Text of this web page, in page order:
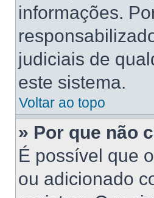
informações.
judiciais de
este sistema.
Voltar ao topo
» Por que não
É possível que
ou adicionado